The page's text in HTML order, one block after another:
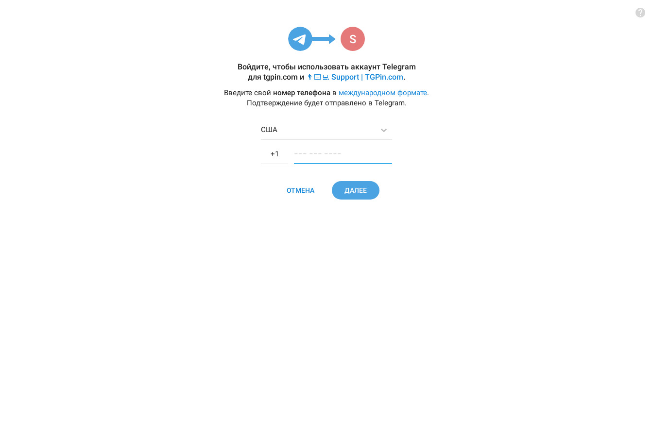
Войдите, чтобы использовать аккаунт Telegram
для tgpin.com и 👨🏻‍💻 Support | TGPin.com.
Введите свой номер телефона в международном формате.
Подтверждение будет отправлено в Telegram.
США
−−− −−− −−−−
ОТМЕНА ДАЛЕЕ